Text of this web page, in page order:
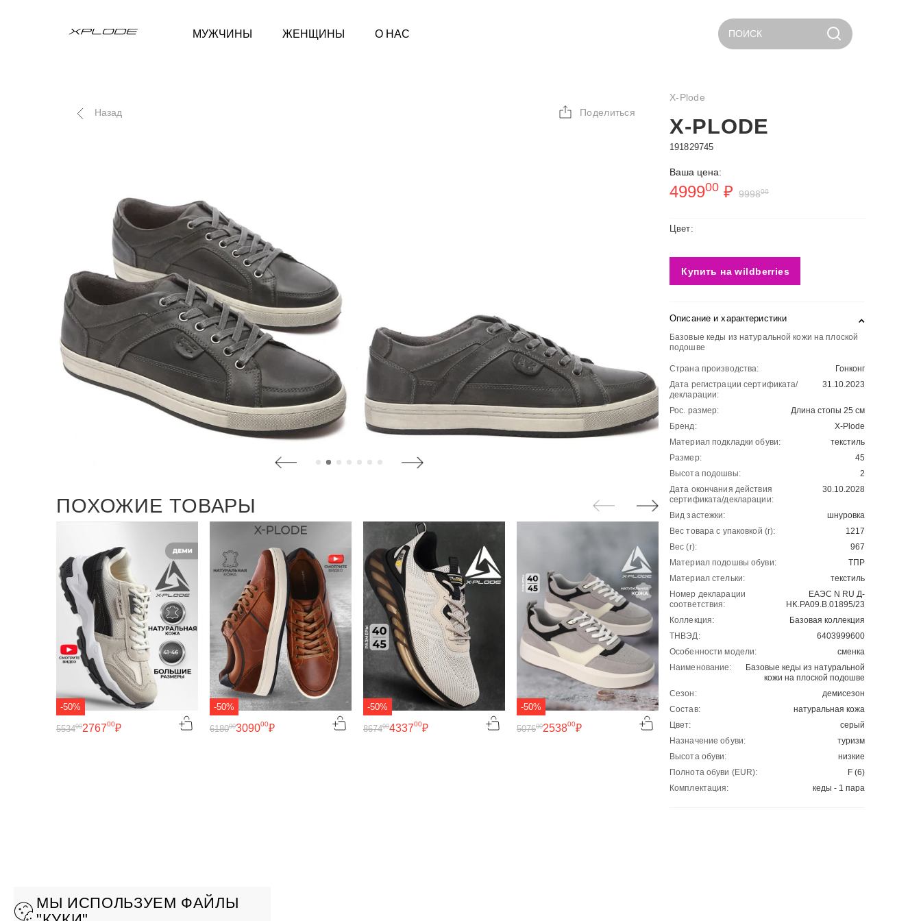
МУЖЧИНЫ ЖЕНЩИНЫ О НАС ПОИСК
Назад Поделиться
ПОХОЖИЕ ТОВАРЫ
-50%
276700₽
553400
-50%
309000₽
618000
-50%
433700₽
867400
-50%
253800₽
507600
-50%
5808 00
-50%
4321
864200
X-Plode
X-PLODE
191829745
Ваша цена:
499900 ₽ 999800
Цвет:
Купить на wildberries
Описание и характеристики
Базовые кеды из натуральной кожи на плоской
подошве
Страна производства:
Гонконг
Дата регистрации сертификата/
декларации:
31.10.2023
Рос. размер:
Длина стопы 25 см
Бренд:
X-Plode
Материал подкладки обуви:
текстиль
Размер:
45
Высота подошвы:
2
Дата окончания действия
сертификата/декларации:
30.10.2028
Вид застежки:
шнуровка
Вес товара с упаковкой (г):
1217
Вес (г):
967
Материал подошвы обуви:
ТПР
Материал стельки:
текстиль
Номер декларации
соответствия:
ЕАЭС N RU Д-
HK.РА09.В.01895/23
Коллекция:
Базовая коллекция
ТНВЭД:
6403999600
Особенности модели:
сменка
Наименование:
Базовые кеды из натуральной
кожи на плоской подошве
Сезон:
демисезон
Состав:
натуральная кожа
Цвет:
серый
Назначение обуви:
туризм
Высота обуви:
низкие
Полнота обуви (EUR):
F (6)
Комплектация:
кеды - 1 пара
МЫ ИСПОЛЬЗУЕМ ФАЙЛЫ